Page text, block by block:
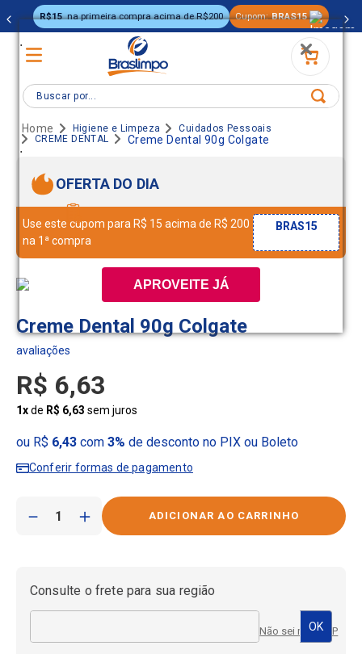
.
.
APROVEITE JÁ
R$15 na primeira compra acima de R$200 Cupom: BRAS15
Buscar por...
Higiene e Limpeza
Cuidados Pessoais
CREME DENTAL
Creme Dental 90g Colgate
OFERTA DO DIA
Use este cupom para R$ 15 acima de R$ 200
na 1ª compra
BRAS15
Creme Dental 90g Colgate
R$ 6,63
1xde R$ 6,63 sem juros
ou R$ 6,43com 3% de desconto no PIX ou Boleto
Conferir formas de pagamento
＋
－
Consulte o frete para sua região
Não sei meu CEP